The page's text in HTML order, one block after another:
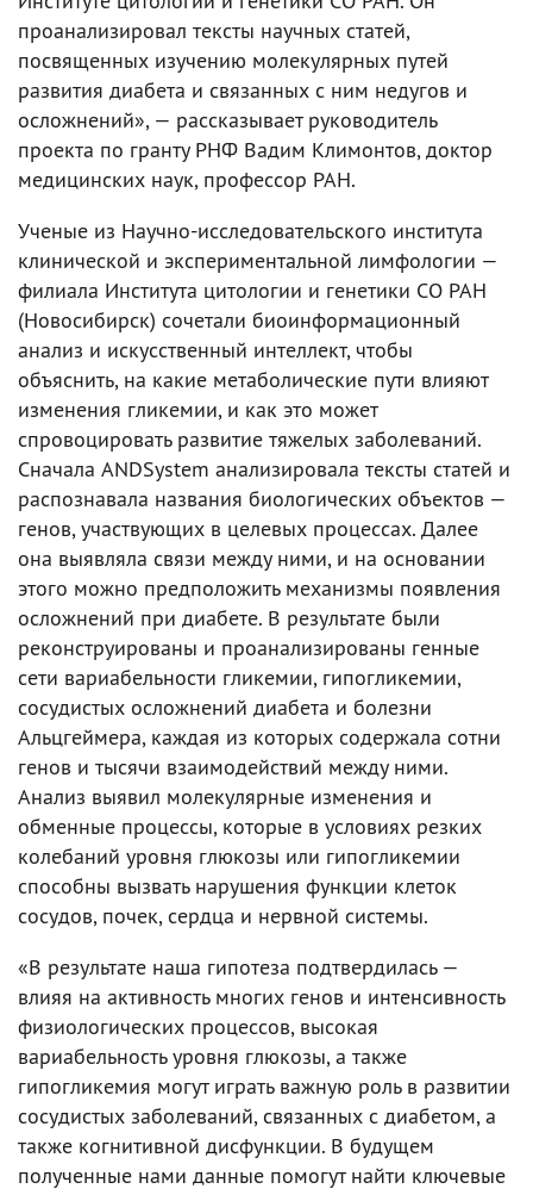
проанализировал тексты научных статей,
посвященных изучению молекулярных путей
развития диабета и связанных с ним недугов и
осложнений», — рассказывает руководитель
проекта по гранту РНФ Вадим Климонтов, доктор
медицинских наук, профессор РАН.
Ученые из Научно-исследовательского института
клинической и экспериментальной лимфологии —
филиала Института цитологии и генетики СО РАН
(Новосибирск) сочетали биоинформационный
анализ и искусственный интеллект, чтобы
объяснить, на какие метаболические пути влияют
изменения гликемии, и как это может
спровоцировать развитие тяжелых заболеваний.
Сначала ANDSystem анализировала тексты статей и
распознавала названия биологических объектов —
генов, участвующих в целевых процессах. Далее
она выявляла связи между ними, и на основании
этого можно предположить механизмы появления
осложнений при диабете. В результате были
реконструированы и проанализированы генные
сети вариабельности гликемии, гипогликемии,
сосудистых осложнений диабета и болезни
Альцгеймера, каждая из которых содержала сотни
генов и тысячи взаимодействий между ними.
Анализ выявил молекулярные изменения и
обменные процессы, которые в условиях резких
колебаний уровня глюкозы или гипогликемии
способны вызвать нарушения функции клеток
сосудов, почек, сердца и нервной системы.
«В результате наша гипотеза подтвердилась —
влияя на активность многих генов и интенсивность
физиологических процессов, высокая
вариабельность уровня глюкозы, а также
гипогликемия могут играть важную роль в развитии
сосудистых заболеваний, связанных с диабетом, а
также когнитивной дисфункции. В будущем
полученные нами данные помогут найти ключевые